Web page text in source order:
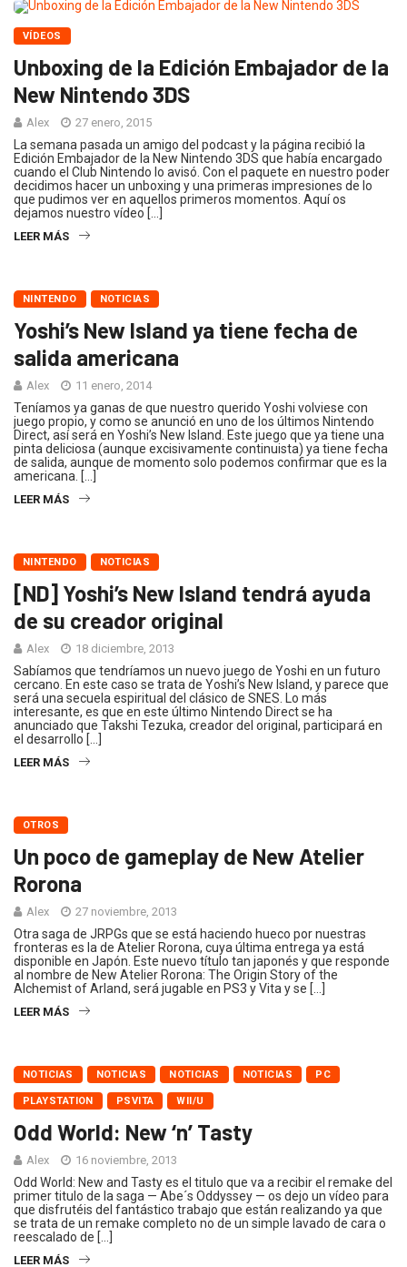
VÍDEOS
Unboxing de la Edición Embajador de la
New Nintendo 3DS
Alex 27 enero, 2015
La semana pasada un amigo del podcast y la página recibió la
Edición Embajador de la New Nintendo 3DS que había encargado
cuando el Club Nintendo lo avisó. Con el paquete en nuestro poder
decidimos hacer un unboxing y una primeras impresiones de lo
que pudimos ver en aquellos primeros momentos. Aquí os
dejamos nuestro vídeo […]
LEER MÁS
NINTENDO NOTICIAS
Yoshi’s New Island ya tiene fecha de
salida americana
Alex 11 enero, 2014
Teníamos ya ganas de que nuestro querido Yoshi volviese con
juego propio, y como se anunció en uno de los últimos Nintendo
Direct, así será en Yoshi’s New Island. Este juego que ya tiene una
pinta deliciosa (aunque excisivamente continuista) ya tiene fecha
de salida, aunque de momento solo podemos confirmar que es la
americana. […]
LEER MÁS
NINTENDO NOTICIAS
[ND] Yoshi’s New Island tendrá ayuda
de su creador original
Alex 18 diciembre, 2013
Sabíamos que tendríamos un nuevo juego de Yoshi en un futuro
cercano. En este caso se trata de Yoshi’s New Island, y parece que
será una secuela espiritual del clásico de SNES. Lo más
interesante, es que en este último Nintendo Direct se ha
anunciado que Takshi Tezuka, creador del original, participará en
el desarrollo […]
LEER MÁS
OTROS
Un poco de gameplay de New Atelier
Rorona
Alex 27 noviembre, 2013
Otra saga de JRPGs que se está haciendo hueco por nuestras
fronteras es la de Atelier Rorona, cuya última entrega ya está
disponible en Japón. Este nuevo título tan japonés y que responde
al nombre de New Atelier Rorona: The Origin Story of the
Alchemist of Arland, será jugable en PS3 y Vita y se […]
LEER MÁS
NOTICIAS NOTICIAS NOTICIAS NOTICIAS PC
PLAYSTATION PSVITA WII/U
Odd World: New ‘n’ Tasty
Alex 16 noviembre, 2013
Odd World: New and Tasty es el titulo que va a recibir el remake del
primer titulo de la saga — Abe´s Oddyssey — os dejo un vídeo para
que disfrutéis del fantástico trabajo que están realizando ya que
se trata de un remake completo no de un simple lavado de cara o
reescalado de […]
LEER MÁS